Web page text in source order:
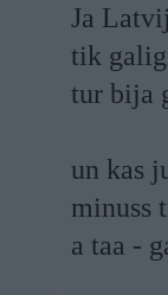
Ja
tik
tur bija
un kas
minuss
a taa -